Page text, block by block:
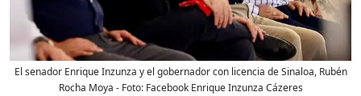
El senador Enrique Inzunza y el gobernador con licencia de Sinaloa, Rubén
Rocha Moya - Foto: Facebook Enrique Inzunza Cázeres